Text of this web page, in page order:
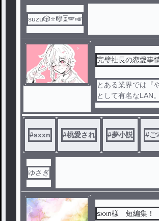
suzu🎲⭐️🎼⏳🪽🎺
完璧社長の恋愛事
とある業界では『
として有名なLAN
からは鬼上司と言
指導をしているが
うな的確なアドバ
そんなLANだが実
を寄せされている
るま、カメラマン
レーターのすち、
この6人の恋の行
#sxxn #桃愛され #夢小説 #ご
ゆさぎ
sxxn様 短編集！